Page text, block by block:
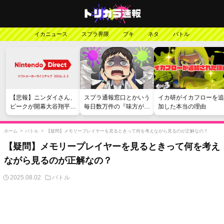
イカニュース スプラ界隈 ブキ ネタ バトル
【悲報】ニンダイさん、
ピークが開幕大谷翔平の
がっかりダイレクトだっ
たと言われてしまう
スプラ通報窓口とかいう
毎日数万件の『味方が弱
い』愚痴を読まされる苦
行
イカ研がイカフローを追
加した本当の理由
ホーム > バトル > 【疑問】メモリープレイヤーを見るときって何を考えながら見るのが正解なの？
【疑問】メモリープレイヤーを見るときって何を考え
ながら見るのが正解なの？
2025.08.02 バトル